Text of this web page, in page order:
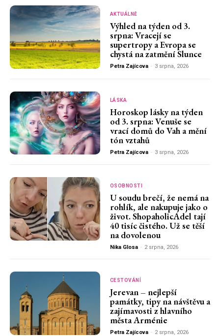
AKTUÁLNĚ
Výhled na týden od 3.
srpna: Vracejí se
supertropy a Evropa se
chystá na zatmění Slunce
Petra Zajícova - 3 srpna, 2026
LÁSKA
Horoskop lásky na týden
od 3. srpna: Venuše se
vrací domů do Vah a mění
tón vztahů
Petra Zajícova - 3 srpna, 2026
OSOBNOSTI
U soudu brečí, že nemá na
rohlík, ale nakupuje jako o
život. ShopaholicAdel tají
40 tisíc čistého. Už se těší
na dovolenou
Nika Glosa - 2 srpna, 2026
CESTOVÁNÍ
Jerevan – nejlepší
památky, tipy na návštěvu a
zajímavosti z hlavního
města Arménie
Petra Zajícova - 2 srpna, 2026